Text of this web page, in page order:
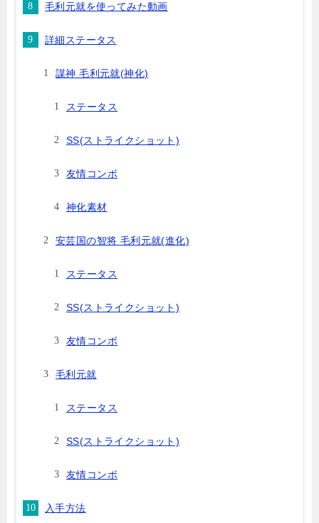
毛利元就を使ってみた動画
詳細ステータス
謀神 毛利元就(神化)
ステータス
SS(ストライクショット)
友情コンボ
神化素材
安芸国の智将 毛利元就(進化)
ステータス
SS(ストライクショット)
友情コンボ
毛利元就
ステータス
SS(ストライクショット)
友情コンボ
入手方法